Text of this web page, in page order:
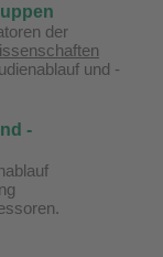
der
und -
-